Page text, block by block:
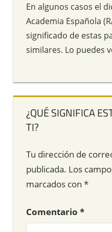
En algunos casos el
Academia Española
significado de estas
similares. Lo puedes
¿QUÉ SIGNIFICA
TI?
Tu dirección de
publicada. Los
marcados con *
Comentario *